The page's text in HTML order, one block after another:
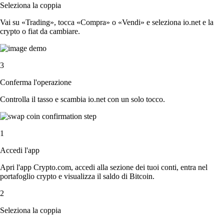
Seleziona la coppia
Vai su «Trading», tocca «Compra» o «Vendi» e seleziona io.net e la
crypto o fiat da cambiare.
3
Conferma l'operazione
Controlla il tasso e scambia io.net con un solo tocco.
1
Accedi l'app
Apri l'app Crypto.com, accedi alla sezione dei tuoi conti, entra nel
portafoglio crypto e visualizza il saldo di Bitcoin.
2
Seleziona la coppia